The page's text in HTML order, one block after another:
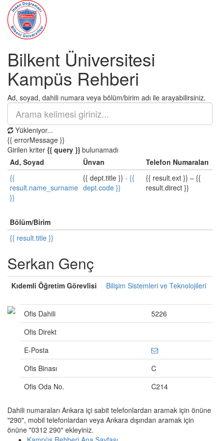
Bilkent Üniversitesi
Kampüs Rehberi
Ad, soyad, dahili numara veya bölüm/birim adı ile arayabilirsiniz.
Yükleniyor...
{{ errorMessage }}
Girilen kriter {{ query }} bulunamadı
Ad, Soyad
Ünvan
Telefon Numaraları
{{
result.name_surname
}}
{{ dept.title }} - {{
dept.code }}
{{ result.ext }} – {{
result.direct }}
Bölüm/Birim
{{ result.title }}
Serkan Genç
Kıdemli Öğretim Görevlisi Bilişim Sistemleri ve Teknolojileri
Ofis Dahili
5226
Ofis Direkt
E-Posta
Ofis Binası
C
Ofis Oda No.
C214
Dahili numaraları Ankara içi sabit telefonlardan aramak için önüne
"290", mobil telefonlardan veya Ankara dışından aramak için
önüne "0312 290" ekleyiniz.